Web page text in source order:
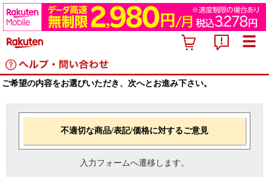
ご希望の内容をお選びいただき、次へとお進み下さい。
不適切な商品/表記/価格に対するご意見
入力フォームへ遷移します。